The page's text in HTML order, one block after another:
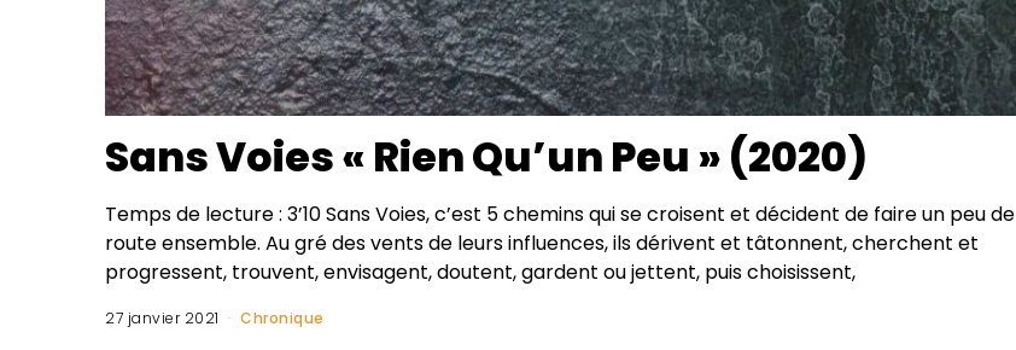
Sans Voies « Rien Qu’un Peu » (2020)
Temps de lecture : 3’10 Sans Voies, c’est 5 chemins qui se croisent et décident de faire un peu de
route ensemble. Au gré des vents de leurs influences, ils dérivent et tâtonnent, cherchent et
progressent, trouvent, envisagent, doutent, gardent ou jettent, puis choisissent,
27 janvier 2021 Chronique